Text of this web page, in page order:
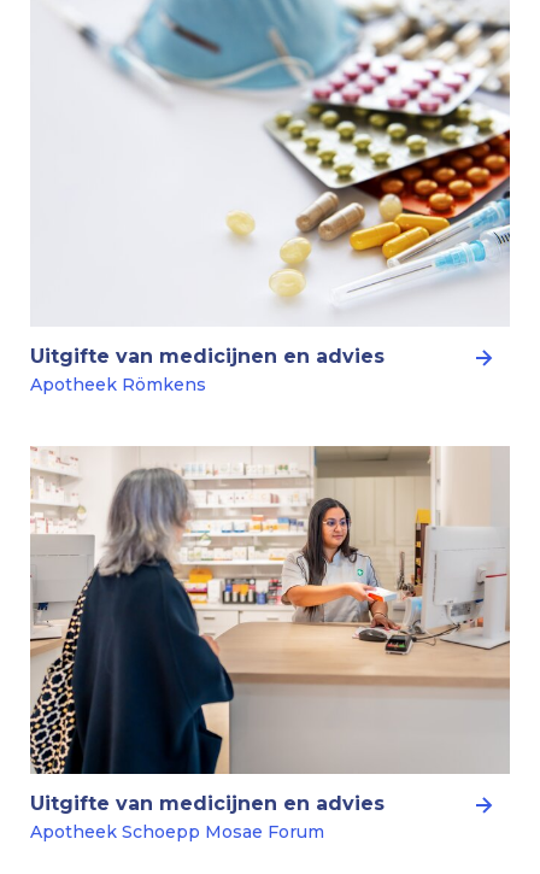
Uitgifte van medicijnen en advies
Apotheek Römkens
Uitgifte van medicijnen en advies
Apotheek Schoepp Mosae Forum